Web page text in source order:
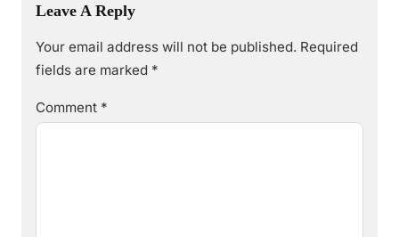
Leave A Reply
Your email address will not be published. Required
fields are marked *
Comment *